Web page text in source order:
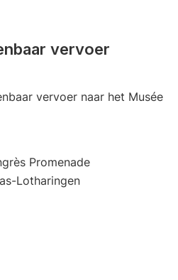
vervoer
vervoer naar het Musée
Promenade
Lotharingen